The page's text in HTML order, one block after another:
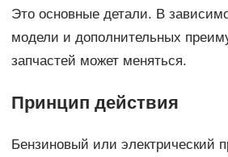
Это основные детали. В
модели и дополнительных
запчастей может меняться.
Принцип действия
Бензиновый или электрический